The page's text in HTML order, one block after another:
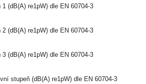
(dB(A) re1pW) dle EN 60704-3
(dB(A) re1pW) dle EN 60704-3
(dB(A) re1pW) dle EN 60704-3
stupeň (dB(A) re1pW) dle EN 60704-3